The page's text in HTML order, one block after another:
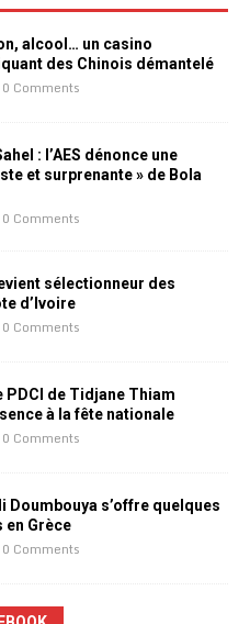
alcool… un casino
des Chinois démantelé
0 Comments
: l’AES dénonce une
et surprenante » de Bola
0 Comments
sélectionneur des
d’Ivoire
0 Comments
PDCI de Tidjane Thiam
à la fête nationale
0 Comments
Doumbouya s’offre quelques
en Grèce
0 Comments